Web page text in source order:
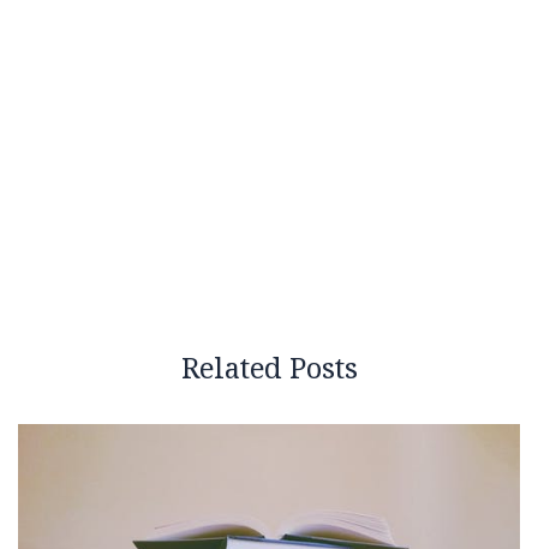
Related Posts